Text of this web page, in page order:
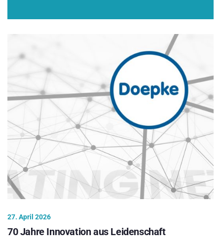
27. April 2026
70 Jahre Innovation aus Leidenschaft